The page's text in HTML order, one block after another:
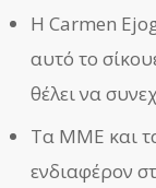
Η Carmen
αυτό το
θέλει να
Τα ΜΜΕ και
ενδιαφέρον